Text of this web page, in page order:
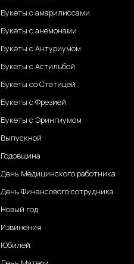
Букеты с амарилиссами
Букеты с анемонами
Букеты с Антуриумом
Букеты с Астильбой
Букеты со Статицей
Букеты с Фрезией
Букеты с Эрингиумом
Выпускной
Годовщина
День Медицинского работника
День Финансового сотрудника
Новый год
Извинения
Юбилей